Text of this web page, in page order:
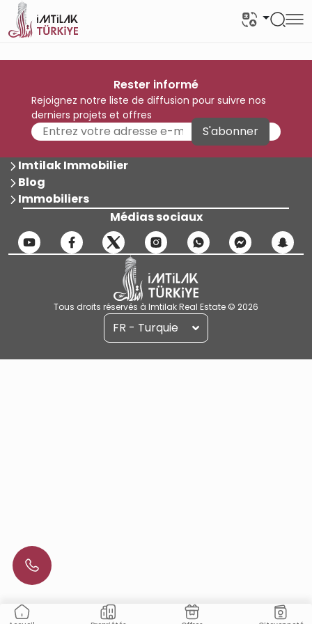
Rester informé
Rejoignez notre liste de diffusion pour suivre nos
derniers projets et offres
S'abonner
Imtilak Immobilier
Blog
Immobiliers
Médias sociaux
Tous droits réservés à Imtilak Real Estate © 2026
FR - Turquie